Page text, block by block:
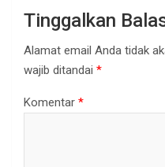
Tinggalkan
Alamat email Anda tidak
wajib ditandai *
Komentar *